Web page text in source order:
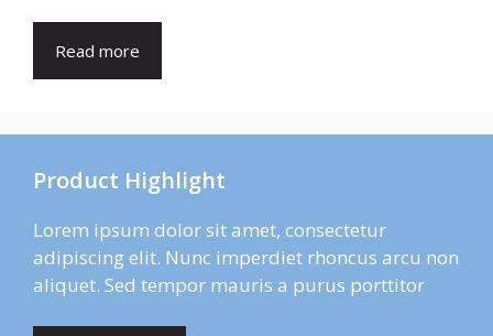
Read more
Product Highlight
Lorem ipsum dolor sit amet, consectetur
adipiscing elit. Nunc imperdiet rhoncus arcu non
aliquet. Sed tempor mauris a purus porttitor